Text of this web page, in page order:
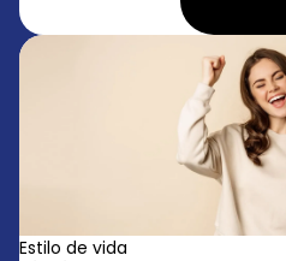
Estilo de vida